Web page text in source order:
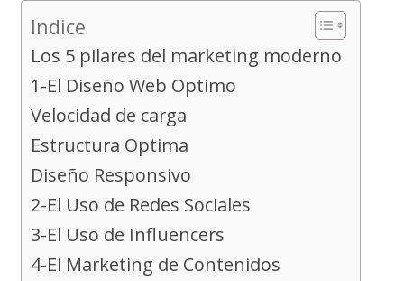
Indice
Los 5 pilares del marketing moderno
1-El Diseño Web Optimo
Velocidad de carga
Estructura Optima
Diseño Responsivo
2-El Uso de Redes Sociales
3-El Uso de Influencers
4-El Marketing de Contenidos